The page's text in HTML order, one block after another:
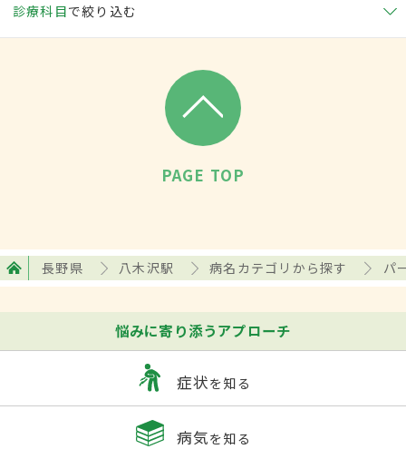
診療科目で絞り込む
PAGE TOP
長野県 八木沢駅 病名カテゴリから探す パ
悩みに寄り添うアプローチ
症状を知る
病気を知る